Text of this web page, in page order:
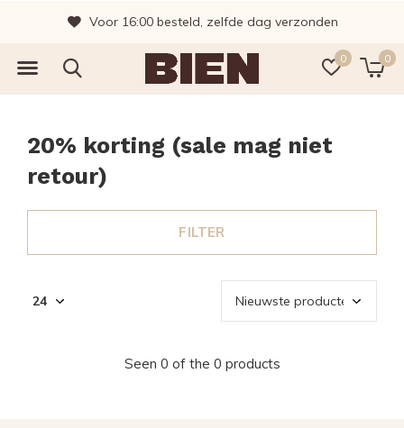
0 0
Voor 16:00 besteld, zelfde dag verzonden
20% korting (sale mag niet
retour)
FILTER
Seen 0 of the 0 products